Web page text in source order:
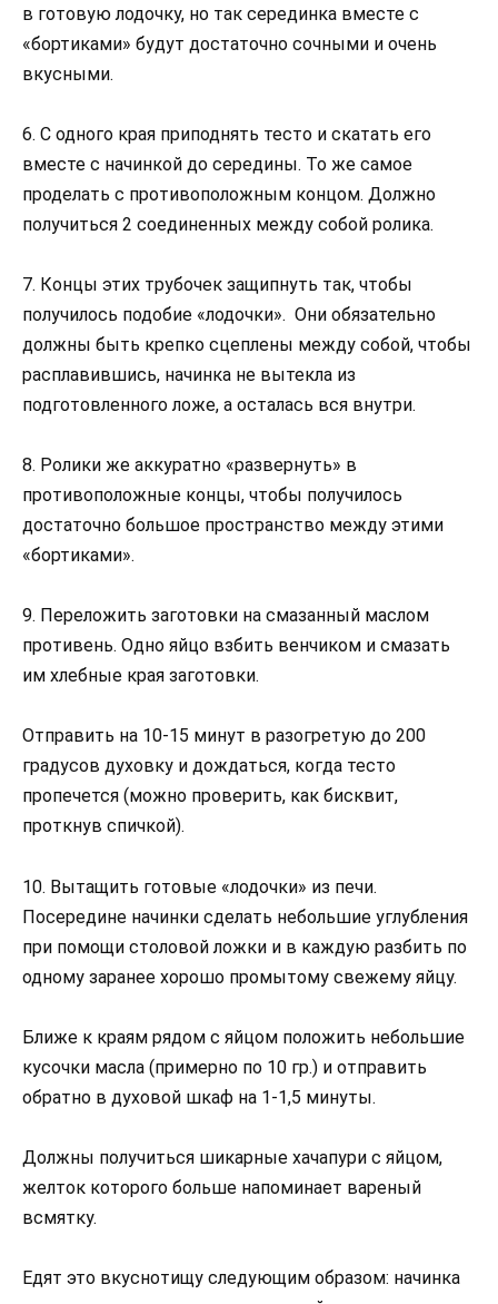
в готовую лодочку, но так серединка вместе с
«бортиками» будут достаточно сочными и очень
вкусными.
6. С одного края приподнять тесто и скатать его
вместе с начинкой до середины. То же самое
проделать с противоположным концом. Должно
получиться 2 соединенных между собой ролика.
7. Концы этих трубочек защипнуть так, чтобы
получилось подобие «лодочки». Они обязательно
должны быть крепко сцеплены между собой, чтобы
расплавившись, начинка не вытекла из
подготовленного ложе, а осталась вся внутри.
8. Ролики же аккуратно «развернуть» в
противоположные концы, чтобы получилось
достаточно большое пространство между этими
«бортиками».
9. Переложить заготовки на смазанный маслом
противень. Одно яйцо взбить венчиком и смазать
им хлебные края заготовки.
Отправить на 10-15 минут в разогретую до 200
градусов духовку и дождаться, когда тесто
пропечется (можно проверить, как бисквит,
проткнув спичкой).
10. Вытащить готовые «лодочки» из печи.
Посередине начинки сделать небольшие углубления
при помощи столовой ложки и в каждую разбить по
одному заранее хорошо промытому свежему яйцу.
Ближе к краям рядом с яйцом положить небольшие
кусочки масла (примерно по 10 гр.) и отправить
обратно в духовой шкаф на 1-1,5 минуты.
Должны получиться шикарные хачапури с яйцом,
желток которого больше напоминает вареный
всмятку.
Едят это вкуснотищу следующим образом: начинка